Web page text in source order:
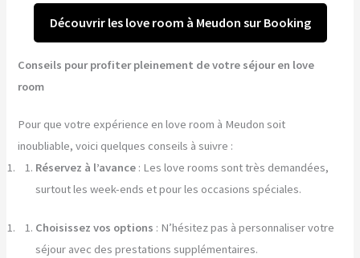
Découvrir les love room à Meudon sur Booking
Conseils pour profiter pleinement de votre séjour en love
room
Pour que votre expérience en love room à Meudon soit
inoubliable, voici quelques conseils à suivre :
Réservez à l’avance : Les love rooms sont très demandées,
surtout les week-ends et pour les occasions spéciales.
Choisissez vos options : N’hésitez pas à personnaliser votre
séjour avec des prestations supplémentaires.